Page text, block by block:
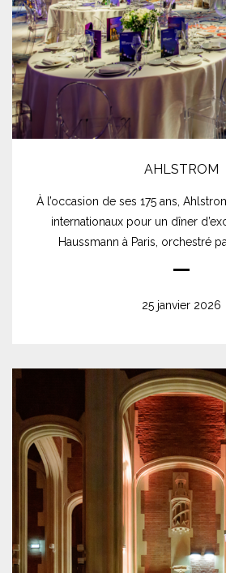
AHLSTROM
À l’occasion de ses 175 ans,
internationaux pour un dîner
Haussmann à Paris, orchestré
25 janvier 2026